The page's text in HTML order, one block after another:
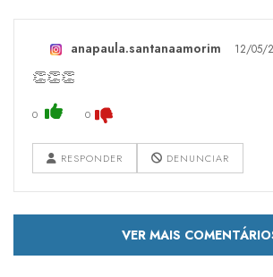
anapaula.santanaamorim 12/05/
👏👏👏
0 0
RESPONDER DENUNCIAR
VER MAIS